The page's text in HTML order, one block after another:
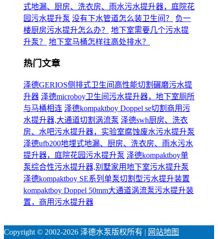
式地漏、厨房、洗衣房、雨水污水提升器，庭院花
园污水提升泵 没有下水管道怎么装卫生间？
负一
楼厨房污水提升怎么办？
地下室需要几个污水提
升泵？
地下室马桶怎样往高处排水？
热门文章
泽德GERIOS侧排式卫生间高性能切割碾磨污水提
升器 泽德microboy卫生间污水提升器，地下室厕所
与马桶相连 泽德kompaktboy Doppel se切割商用污
水提升器,大通道切割涡流泵 泽德swh厨房、洗衣
房、水吧污水提升器，实验室腐蚀废水污水提升泵
泽德ufb200地埋式地漏、厨房、洗衣房、雨水污水
提升器，庭院花园污水提升泵 泽德kompaktboy单
泵综合性污水提升器,别墅家用地下室污水提升泵
泽德kompaktboy SE系列单泵切割型污水提升装置
kompaktboy Doppel 50mm大通道涡流泵污水提升装
置，商用污水提升器
Copyright © 2002-2026 泽德水泵版权所有 | 网站地图